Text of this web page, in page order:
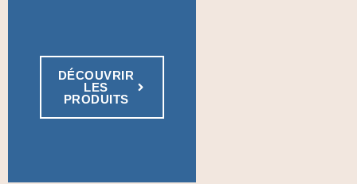
DÉCOUVRIR
LES
PRODUITS